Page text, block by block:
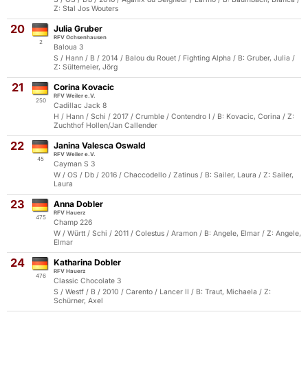
Z: Stal Jos Wouters
20
2
Julia Gruber
RFV Ochsenhausen
Baloua 3
S / Hann / B / 2014 / Balou du Rouet / Fighting Alpha / B: Gruber, Julia /
Z: Sültemeier, Jörg
21
250
Corina Kovacic
RFV Weiler e.V.
Cadillac Jack 8
H / Hann / Schi / 2017 / Crumble / Contendro I / B: Kovacic, Corina / Z:
Zuchthof Hollen/Jan Callender
22
45
Janina Valesca Oswald
RFV Weiler e.V.
Cayman S 3
W / OS / Db / 2016 / Chaccodello / Zatinus / B: Sailer, Laura / Z: Sailer,
Laura
23
475
Anna Dobler
RFV Hauerz
Champ 226
W / Württ / Schi / 2011 / Colestus / Aramon / B: Angele, Elmar / Z: Angele,
Elmar
24
476
Katharina Dobler
RFV Hauerz
Classic Chocolate 3
S / Westf / B / 2010 / Carento / Lancer II / B: Traut, Michaela / Z:
Schürner, Axel